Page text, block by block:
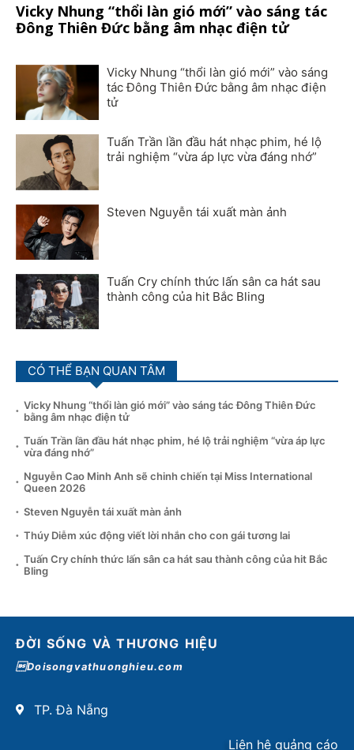
Vicky Nhung “thổi làn gió mới” vào sáng tác
Đông Thiên Đức bằng âm nhạc điện tử
Vicky Nhung “thổi làn gió mới” vào sáng
tác Đông Thiên Đức bằng âm nhạc điện
tử
Tuấn Trần lần đầu hát nhạc phim, hé lộ
trải nghiệm “vừa áp lực vừa đáng nhớ”
Steven Nguyễn tái xuất màn ảnh
Tuấn Cry chính thức lấn sân ca hát sau
thành công của hit Bắc Bling
CÓ THỂ BẠN QUAN TÂM
Vicky Nhung “thổi làn gió mới” vào sáng tác Đông Thiên Đức
bằng âm nhạc điện tử
Tuấn Trần lần đầu hát nhạc phim, hé lộ trải nghiệm “vừa áp lực
vừa đáng nhớ”
Nguyễn Cao Minh Anh sẽ chinh chiến tại Miss International
Queen 2026
Steven Nguyễn tái xuất màn ảnh
Thúy Diễm xúc động viết lời nhắn cho con gái tương lai
Tuấn Cry chính thức lấn sân ca hát sau thành công của hit Bắc
Bling
ĐỜI SỐNG VÀ THƯƠNG HIỆU
Doisongvathuonghieu.com
TP. Đà Nẵng
Liên hệ quảng cáo